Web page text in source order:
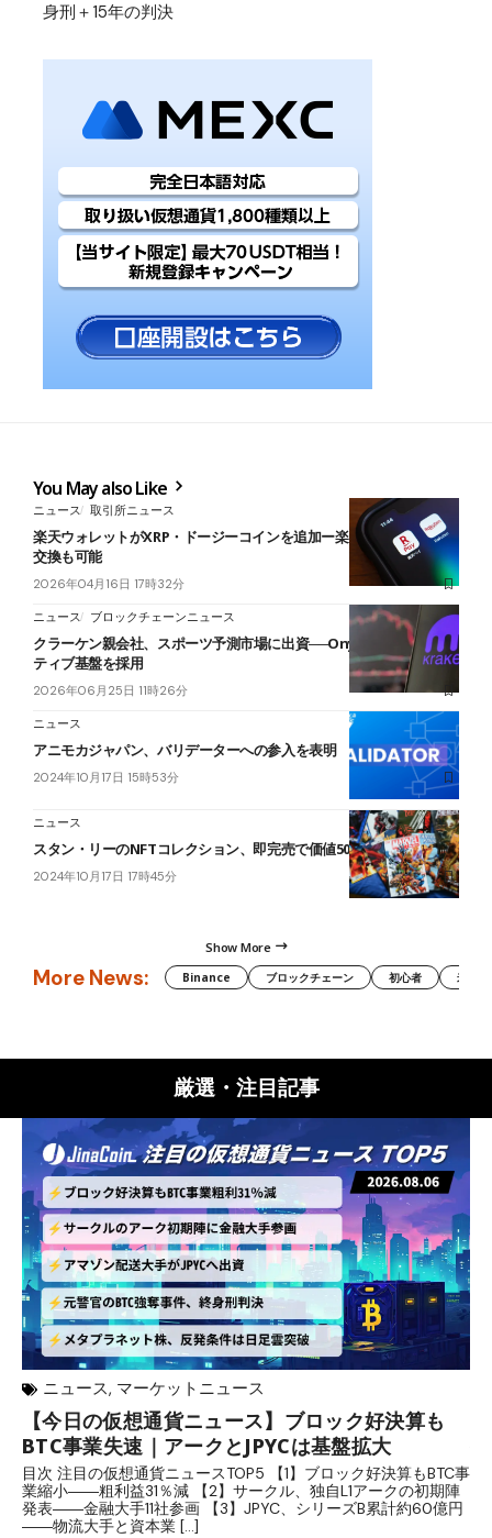
身刑＋15年の判決
You May also Like
ニュース 取引所ニュース
楽天ウォレットがXRP・ドージーコインを追加ー楽天ポイントからの
交換も可能
2026年04月16日 17時32分
ニュース ブロックチェーンニュース
クラーケン親会社、スポーツ予測市場に出資──Onyxが自社デリバ
ティブ基盤を採用
2026年06月25日 11時26分
ニュース
アニモカジャパン、バリデーターへの参入を表明 Web3発展に寄与
2024年10月17日 15時53分
ニュース
スタン・リーのNFTコレクション、即完売で価値500%増加
2024年10月17日 17時45分
Show More
More News: Binance ブロックチェーン 初心者 米国
厳選・注目記事
ニュース, マーケットニュース
【今日の仮想通貨ニュース】ブロック好決算も
BTC事業失速｜アークとJPYCは基盤拡大
目次 注目の仮想通貨ニュースTOP5 【1】ブロック好決算もBTC事
業縮小――粗利益31％減 【2】サークル、独自L1アークの初期陣
発表――金融大手11社参画 【3】JPYC、シリーズB累計約60億円
――物流大手と資本業 […]